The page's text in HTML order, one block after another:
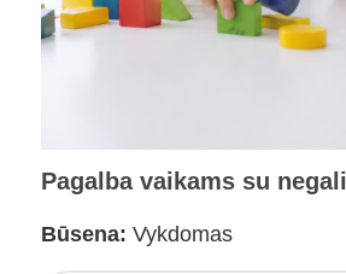
Pagalba vaikams su
Būsena: Vykdomas